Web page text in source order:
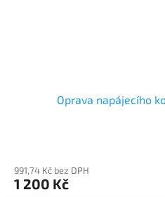
Oprava napájecího
991,74 Kč bez DPH
1 200 Kč